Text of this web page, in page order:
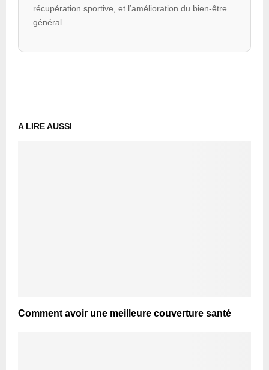
récupération sportive, et l’amélioration du bien-être
général.
A LIRE AUSSI
Comment avoir une meilleure couverture santé